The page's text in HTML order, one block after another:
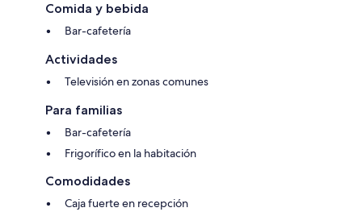
Comida y bebida
Bar-cafetería
Actividades
Televisión en zonas comunes
Para familias
Bar-cafetería
Frigorífico en la habitación
Comodidades
Caja fuerte en recepción